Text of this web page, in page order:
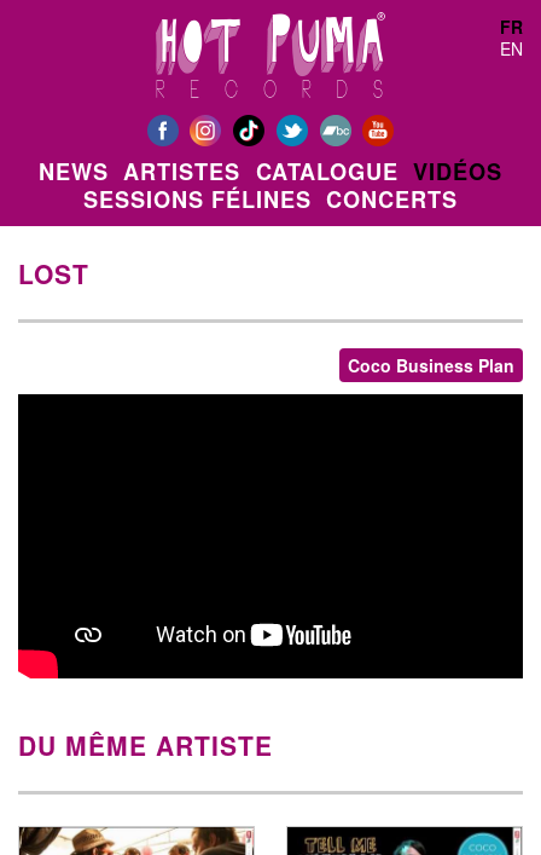
FR
EN
NEWS ARTISTES CATALOGUE VIDÉOS
SESSIONS FÉLINES CONCERTS
LOST
Coco Business Plan
DU MÊME ARTISTE